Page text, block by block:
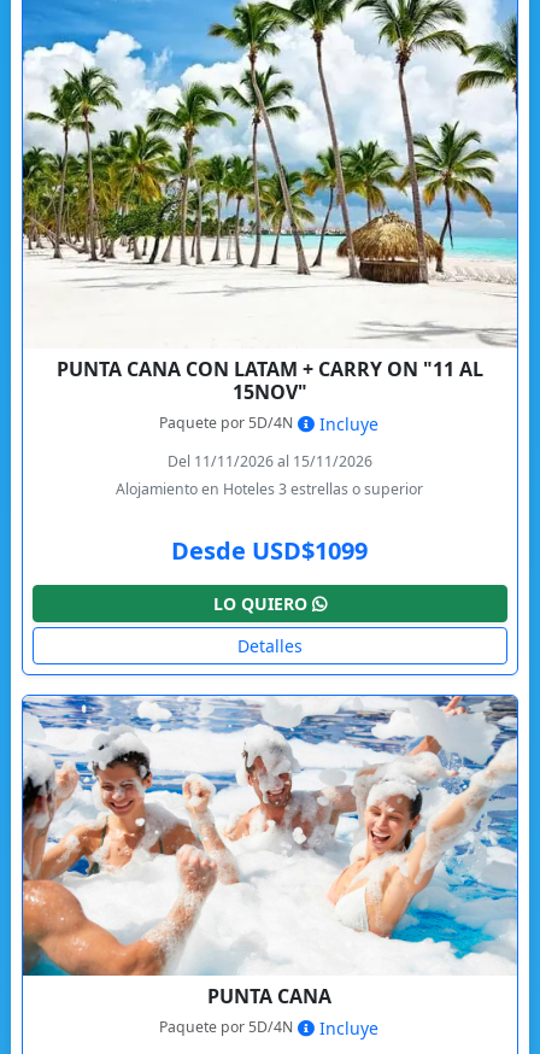
PUNTA CANA CON LATAM + CARRY ON "11 AL
15NOV"
Paquete por 5D/4N Incluye
Del 11/11/2026 al 15/11/2026
Alojamiento en Hoteles 3 estrellas o superior
Desde USD$1099
LO QUIERO
Detalles
PUNTA CANA
Paquete por 5D/4N Incluye